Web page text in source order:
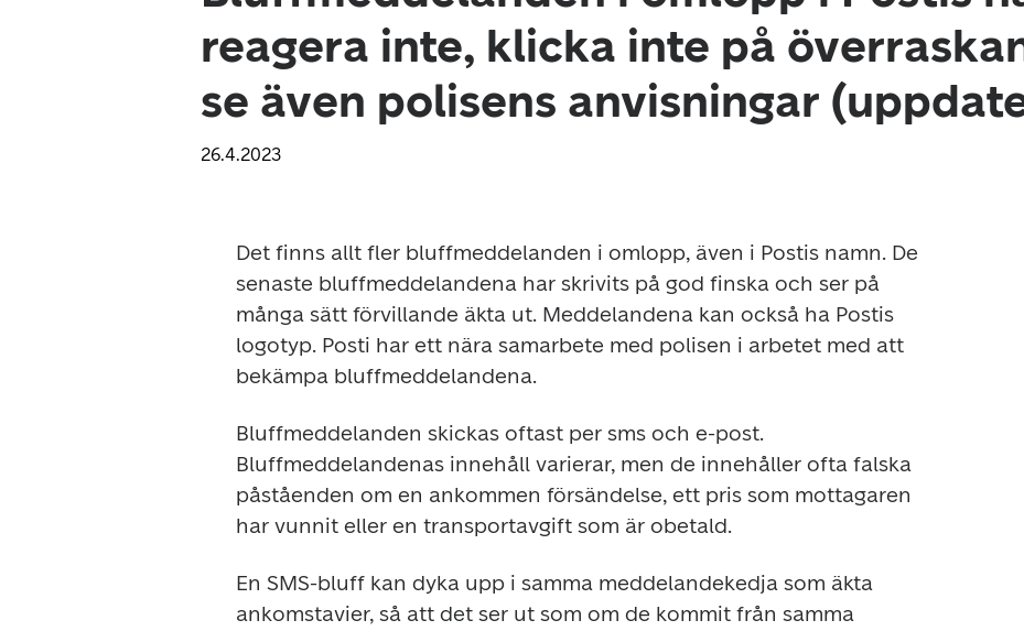
reagera inte, klicka inte på
se även polisens anvisningar
26.4.2023
Det finns allt fler bluffmeddelanden i omlopp, även i Postis namn. De
senaste bluffmeddelandena har skrivits på god finska och ser på
många sätt förvillande äkta ut. Meddelandena kan också ha Postis
logotyp. Posti har ett nära samarbete med polisen i arbetet med att
bekämpa bluffmeddelandena.
Bluffmeddelanden skickas oftast per sms och e-post.
Bluffmeddelandenas innehåll varierar, men de innehåller ofta falska
påståenden om en ankommen försändelse, ett pris som mottagaren
har vunnit eller en transportavgift som är obetald.
En SMS-bluff kan dyka upp i samma meddelandekedja som äkta
ankomstavier, så att det ser ut som om de kommit från samma